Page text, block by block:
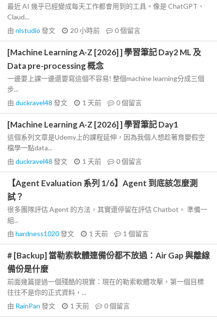
最近 AI 幾乎已經變成每天工作都會用到的工具。像是 ChatGPT、
Claud...
由 nlstudio 發文 20 小時前 0個留言
[Machine Learning A-Z [2026] ] 學習筆記 Day2 ML 及
Data pre-processing 概念
一邊要上課一邊還要寫這個不容易! 整個machine learning分成三個
步...
由 duckravel48 發文 1 天前 0個留言
[Machine Learning A-Z [2026] ] 學習筆記 Day1
這個系列文章是Udemy上的課程延伸，因為我個人想趁著育嬰假空
檔學一點data...
由 duckravel48 發文 1 天前 0個留言
【Agent Evaluation 系列 1/6】Agent 到底該怎麼測
試？
很多團隊評估 Agent 的方法，其實還停留在評估 Chatbot。 準備一
組...
由 hardness1020發文 1 天前 1 個留言
# [Backup] 當勒索軟體連備份都不放過：Air Gap 與離線
備份是什麼
前面幾篇提過一個殘酷的現實：現在的勒索軟體攻擊，第一個目標
往往不是你的正式資料，...
由 RainPan 發文 1 天前 0個留言